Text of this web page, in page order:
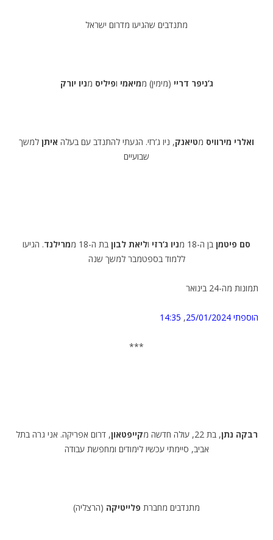
מתנדבים שהגיעו מדרום ישראל
ג’ניפר דריי (מימין) ממיאמי ופיליס מניו יורק
ואלרי מירוויס מטיאנק, ניו ג’רזי. הגעתי להתנדב עם בעלה איתן למשך
שבועיים
סם פיטמן בן ה-18 מ ניו ג’רזי וליאת לבון בת ה-18 מ מרילנד. הגיעו
ללמוד בספטמבר למשך שנה
תמונות מה-24 בינואר
הוספתי 25/01/2024 ,
14:35
***
רבקה נתן, בת 22, עולה חדשה מ קייפטאון, דרום אפריקה. אני גרה בתל
אביב, סיימתי עכשיו לימודים ומחפשת עבודה
מתנדבים מחברת פלייטיקה (הרצליה)